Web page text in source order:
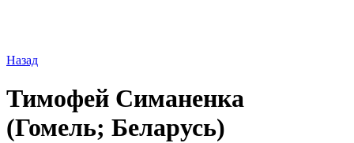
Назад
Тимофей Симаненка
(Гомель; Беларусь)